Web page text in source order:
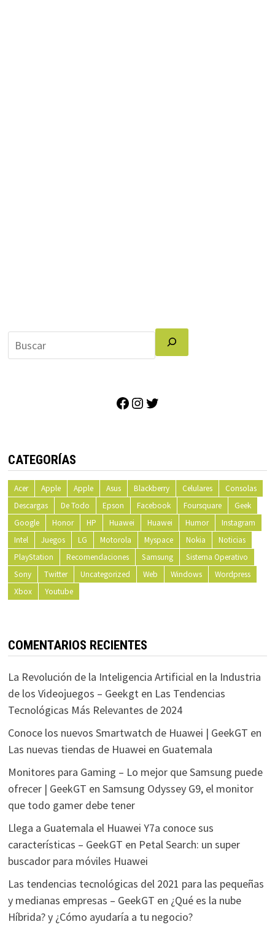
Facebook
Instagram
CATEGORÍAS
Acer Apple Apple Asus Blackberry Celulares
Consolas
Descargas
De Todo Epson Facebook Foursquare
Geek
Google
Honor HP Huawei Huawei Humor
Instagram
Intel
Juegos LG Motorola Myspace Nokia
Noticias
PlayStation
Recomendaciones Samsung
Sistema Operativo
Sony
Twitter Uncategorized Web Windows
Wordpress
Xbox
Youtube
COMENTARIOS RECIENTES
La Revolución de la Inteligencia Artificial en la Industria
de los Videojuegos – Geekgten Las Tendencias
Tecnológicas Más Relevantes de 2024
Conoce los nuevos Smartwatch de Huawei | GeekGT en
Las nuevas tiendas de Huawei en Guatemala
Monitores para Gaming – Lo mejor que Samsung puede
ofrecer | GeekGT en Samsung Odyssey G9, el monitor
que todo gamer debe tener
Llega a Guatemala el Huawei Y7a conoce sus
características – GeekGT en Petal Search: un super
buscador para móviles Huawei
Las tendencias tecnológicas del 2021 para las pequeñas
y medianas empresas – GeekGT en ¿Qué es la nube
Híbrida? y ¿Cómo ayudaría a tu negocio?